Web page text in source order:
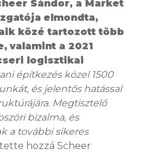
Sándor, a Market
elmondta,
közé tartozott több
valamint a 2021
logisztikai
építkezés közel 1500
és jelentős hatással
Megtisztelő
bizalma, és
a további sikeres
hozzá Scheer